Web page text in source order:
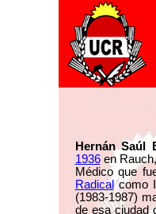
Hernán Saúl
1936en
Médico que
Radicalcomo
(1983-1987)
de esa ciudad